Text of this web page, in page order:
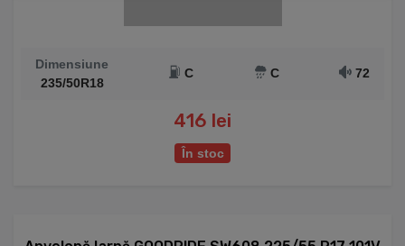
Dimensiune
235/50R18
C C 72
416 lei
În stoc